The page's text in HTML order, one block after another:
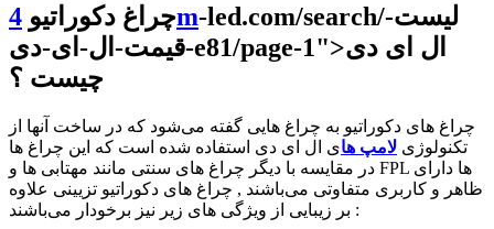
چراغ دکوراتیو4m-led.com/search/لیست-
قیمت-ال-ای-دی-e81/page-1">ال ای دی
چیست ؟
چراغ های دکوراتیو به چراغ هایی گفته می‌شود که در ساخت آنها از
تکنولوژی لامپ های ال ای دی استفاده شده است که این چراغ ها
در مقایسه با دیگر چراغ های سنتی مانند مهتابی ها و FPL ها دارای
ظاهر و کاربری متفاوتی می‌باشند , چراغ های دکوراتیو تزیینی علاوه
بر زیبایی از ویژگی های زیر نیز برخودار می‌باشند :